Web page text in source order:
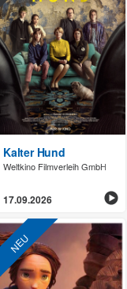
Kalter Hund
Weltkino Filmverleih GmbH
17.09.2026
NEU